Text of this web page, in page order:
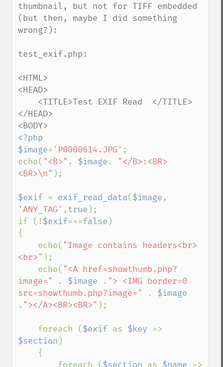
thumbnail, but not for TIFF embedded
(but then, maybe I did something
wrong?):
test_exif.php:
<HTML>
<HEAD>
</HEAD>
<?php
$image= 'P0000614.JPG' ;
echo( "<B>" . $image.
"</B>:<BR>
<BR>\n" );
$exif = exif_read_data($image
'ANY_TAG' ,true );
if (! $exif===false )
{
    echo(
"Image contains headers<br>
<br>" );
    echo(
"<A href=showthumb.php?
image="
. $image . "> <IMG border=0
src=showthumb.php?image="
.
. "></A><BR><BR>" );
    foreach (
$exif as $key
$section )
        foreach (
$section as $name